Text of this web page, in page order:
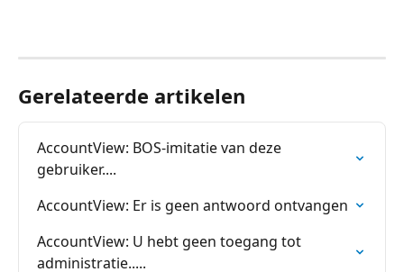
Gerelateerde artikelen
AccountView: BOS-imitatie van deze
gebruiker....
AccountView: Er is geen antwoord ontvangen
AccountView: U hebt geen toegang tot
administratie.....